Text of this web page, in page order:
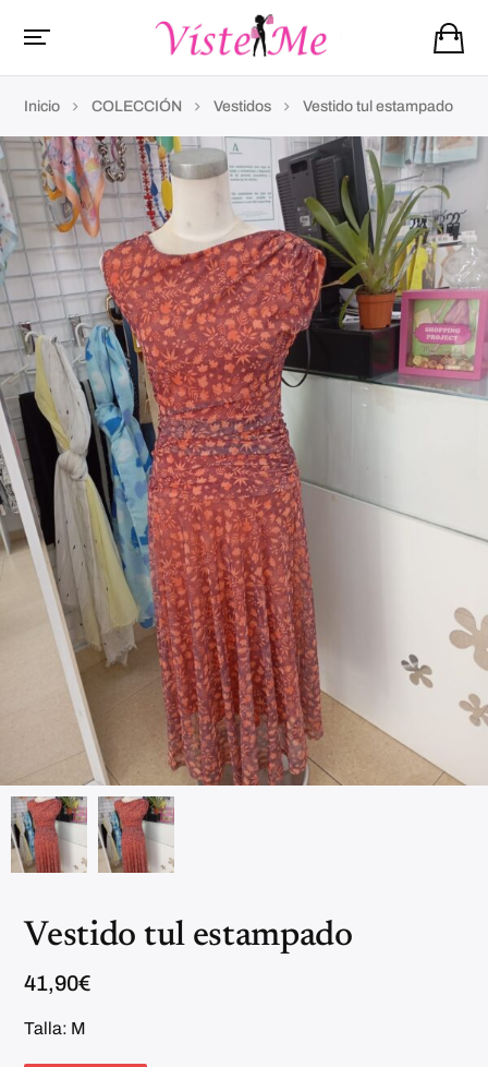
Inicio COLECCIÓN Vestidos Vestido tul estampado
Vestido tul estampado
41,90€
Talla: M